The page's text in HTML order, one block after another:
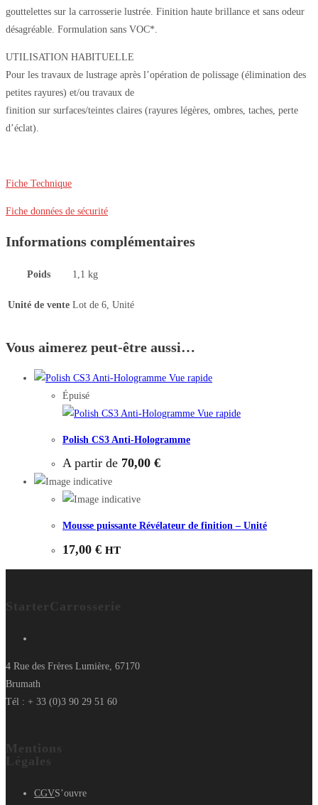
gouttelettes sur la carrosserie lustrée. Finition haute brillance et sans odeur
désagréable. Formulation sans VOC*.
UTILISATION HABITUELLE
Pour les travaux de lustrage après l’opération de polissage (élimination des
petites rayures) et/ou travaux de
finition sur surfaces/teintes claires (rayures légères, ombres, taches, perte
d’éclat).
Fiche Technique
Fiche données de sécurité
Informations complémentaires
Poids 1,1 kg
Unité de vente Lot de 6, Unité
Vous aimerez peut-être aussi…
Vue rapide
Épuisé
Vue rapide
Polish CS3 Anti-Hologramme
A partir de 70,00 €
Mousse puissante Révélateur de finition – Unité
17,00 € HT
StarterCarrosserie
4 Rue des Frères Lumière, 67170
Brumath
Tél : + 33 (0)3 90 29 51 60
Mentions
Légales
CGVS’ouvre